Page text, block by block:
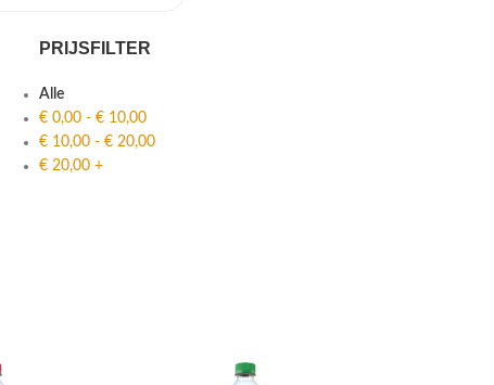
PRIJSFILTER
Alle
€0,00- €10,00
€10,00- €20,00
€20,00+